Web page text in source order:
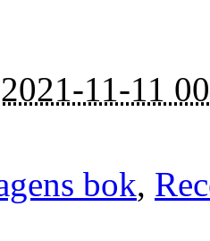
2021-11-11
bok,